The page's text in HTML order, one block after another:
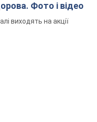
Фото і відео
виходять на акції